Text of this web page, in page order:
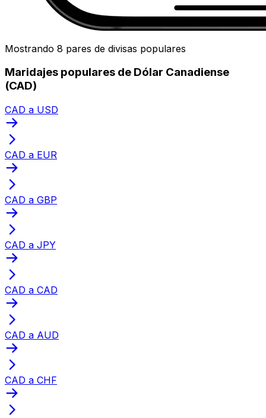
Mostrando 8 pares de divisas populares
Maridajes populares de Dólar Canadiense
(CAD)
CAD a USD
CAD a EUR
CAD a GBP
CAD a JPY
CAD a CAD
CAD a AUD
CAD a CHF